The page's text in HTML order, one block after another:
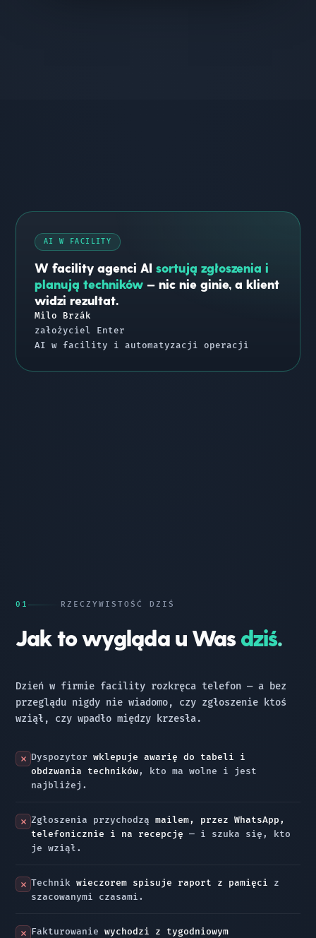
AI W FACILITY
W facility agenci AI sortują zgłoszenia i
planują techników — nic nie ginie, a klient
widzi rezultat.
Milo Brzák
założyciel Enter
AI w facility i automatyzacji operacji
01 RZECZYWISTOŚĆ DZIŚ
Jak to wygląda u Wasdziś.
Dzień w firmie facility rozkręca telefon — a bez
przeglądu nigdy nie wiadomo, czy zgłoszenie ktoś
wziął, czy wpadło między krzesła.
Dyspozytor wklepuje awarię do tabeli i
obdzwania techników, kto ma wolne i jest
najbliżej.
Zgłoszenia przychodzą mailem, przez WhatsApp,
telefonicznie i na recepcję — i szuka się, kto
je wziął.
Technik wieczorem spisuje raport z pamięci z
szacowanymi czasami.
Fakturowanie wychodzi z tygodniowym